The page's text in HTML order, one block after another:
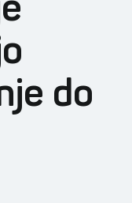
do